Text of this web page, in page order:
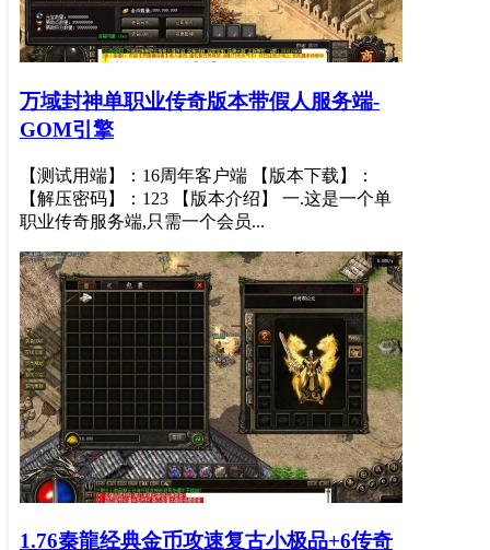
万域封神单职业传奇版本带假人服务端-
GOM引擎
【测试用端】：16周年客户端 【版本下载】：
【解压密码】：123 【版本介绍】 一.这是一个单
职业传奇服务端,只需一个会员...
1.76秦龍经典金币攻速复古小极品+6传奇